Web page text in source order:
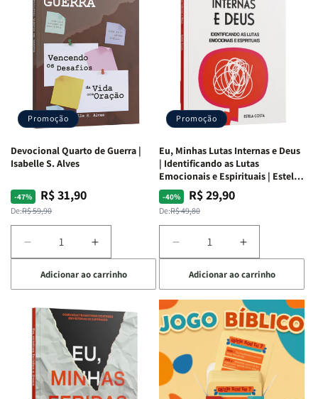
Promoção
Devocional Quarto de Guerra |
Isabelle S. Alves
-47%
Preço
normal
De:R$ 59,90
Preço
promocional
R$ 31,90
Diminuir
a
quantidade
de
Devocional
Quarto
de
Guerra
Isabelle
Aumentar
a
quantidade
de
Devocional
Quarto
Guerra
Isabelle
Adicionar ao carrinho
Promoção
Eu, Minhas Lutas Internas e Deus
| Identificando as Lutas
Emocionais e Espirituais | Estela
Costa
-40%
Preço
normal
De:R$ 49,80
Preço
promocional
R$ 29,90
Diminuir
a
quantidade
de
Eu,
Minhas
Lutas
Internas
e
Deus
Aumentar
a
quantidade
de
Eu,
Minhas
Lutas
Internas
e
Deus
Adicionar ao carrinho